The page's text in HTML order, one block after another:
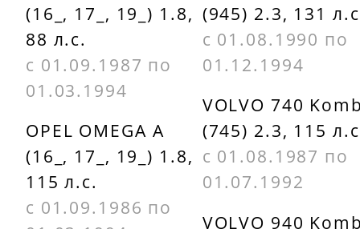
(16_, 17_, 19_) 1.8,
88 л.с.
с 01.09.1987 по
01.03.1994
OPEL OMEGA A
(16_, 17_, 19_) 1.8,
115 л.с.
с 01.09.1986 по
(945) 2.3, 131
с 01.08.1990 по
01.12.1994
VOLVO 740
(745) 2.3, 115
с 01.08.1987 по
01.07.1992
VOLVO 940